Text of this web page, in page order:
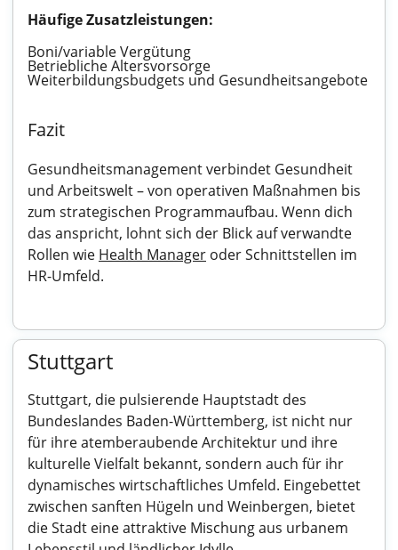
Häufige Zusatzleistungen:
Boni/variable Vergütung
Betriebliche Altersvorsorge
Weiterbildungsbudgets und Gesundheitsangebote
Fazit
Gesundheitsmanagement verbindet Gesundheit
und Arbeitswelt – von operativen Maßnahmen bis
zum strategischen Programmaufbau. Wenn dich
das anspricht, lohnt sich der Blick auf verwandte
Rollen wie Health Manager oder Schnittstellen im
HR-Umfeld.
Stuttgart
Stuttgart, die pulsierende Hauptstadt des
Bundeslandes Baden-Württemberg, ist nicht nur
für ihre atemberaubende Architektur und ihre
kulturelle Vielfalt bekannt, sondern auch für ihr
dynamisches wirtschaftliches Umfeld. Eingebettet
zwischen sanften Hügeln und Weinbergen, bietet
die Stadt eine attraktive Mischung aus urbanem